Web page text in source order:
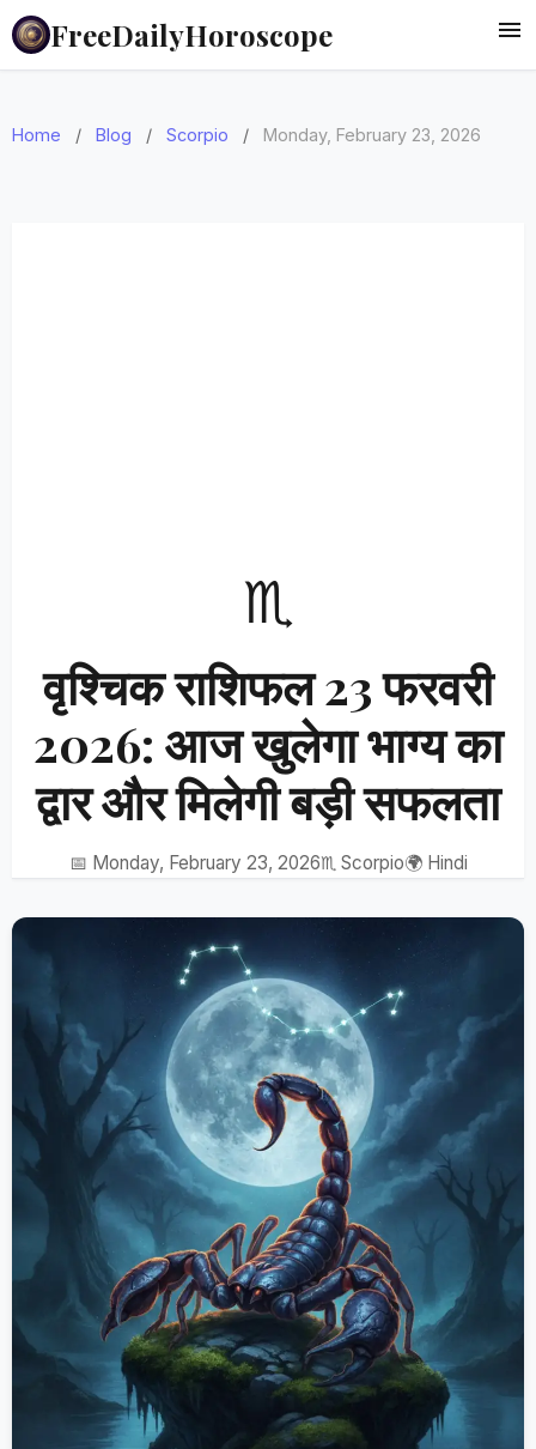
FreeDailyHoroscope
Home / Blog / Scorpio / Monday, February 23, 2026
♏
वृश्चिक राशिफल 23 फरवरी
2026: आज खुलेगा भाग्य का
द्वार और मिलेगी बड़ी सफलता
📅 Monday, February 23, 2026♏ Scorpio🌍 Hindi